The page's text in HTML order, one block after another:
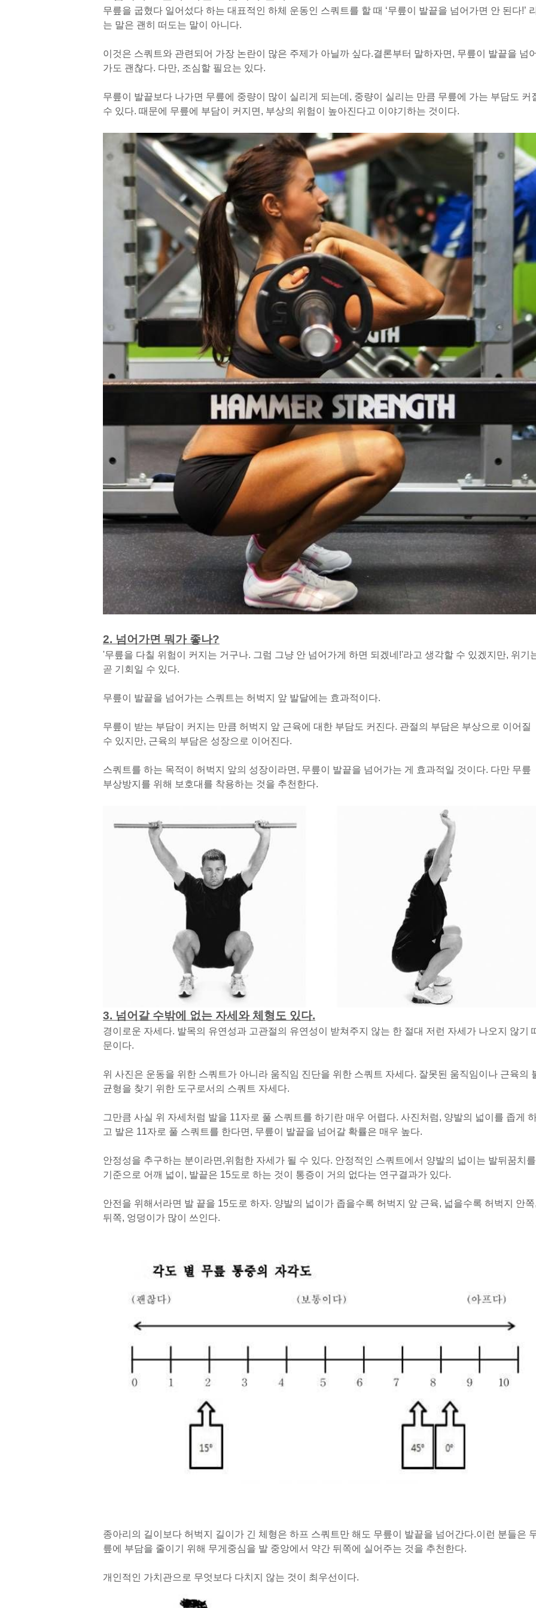
무릎을 굽혔다 일어섰다 하는 대표적인 하체 운동인 스쿼트를 할 때 ‘무릎이 발끝을 넘어가면 안 된다!’
는 말은 괜히 떠도는 말이 아니다.
이것은 스쿼트와 관련되어 가장 논란이 많은 주제가 아닐까 싶다.결론부터 말하자면, 무릎이 발끝을 넘
가도 괜찮다. 다만, 조심할 필요는 있다.
무릎이 발끝보다 나가면 무릎에 중량이 많이 실리게 되는데, 중량이 실리는 만큼 무릎에 가는 부담도 커
수 있다. 때문에 무릎에 부담이 커지면, 부상의 위험이 높아진다고 이야기하는 것이다.
2. 넘어가면 뭐가 좋나?
'무릎을 다칠 위험이 커지는 거구나. 그럼 그냥 안 넘어가게 하면 되겠네!'라고 생각할 수 있겠지만, 위기
곧 기회일 수 있다.
무릎이 발끝을 넘어가는 스쿼트는 허벅지 앞 발달에는 효과적이다.
무릎이 받는 부담이 커지는 만큼 허벅지 앞 근육에 대한 부담도 커진다. 관절의 부담은 부상으로 이어질
수 있지만, 근육의 부담은 성장으로 이어진다.
스쿼트를 하는 목적이 허벅지 앞의 성장이라면, 무릎이 발끝을 넘어가는 게 효과적일 것이다. 다만 무릎
부상방지를 위해 보호대를 착용하는 것을 추천한다.
3. 넘어갈 수밖에 없는 자세와 체형도 있다.
경이로운 자세다. 발목의 유연성과 고관절의 유연성이 받쳐주지 않는 한 절대 저런 자세가 나오지 않기
문이다.
위 사진은 운동을 위한 스쿼트가 아니라 움직임 진단을 위한 스쿼트 자세다. 잘못된 움직임이나 근육의
균형을 찾기 위한 도구로서의 스쿼트 자세다.
그만큼 사실 위 자세처럼 발을 11자로 풀 스쿼트를 하기란 매우 어렵다. 사진처럼, 양발의 넓이를 좁게
고 발은 11자로 풀 스쿼트를 한다면, 무릎이 발끝을 넘어갈 확률은 매우 높다.
안정성을 추구하는 분이라면,위험한 자세가 될 수 있다. 안정적인 스쿼트에서 양발의 넓이는 발뒤꿈치를
기준으로 어깨 넓이, 발끝은 15도로 하는 것이 통증이 거의 없다는 연구결과가 있다.
안전을 위해서라면 발 끝을 15도로 하자. 양발의 넓이가 좁을수록 허벅지 앞 근육, 넓을수록 허벅지 안
뒤쪽, 엉덩이가 많이 쓰인다.
종아리의 길이보다 허벅지 길이가 긴 체형은 하프 스쿼트만 해도 무릎이 발끝을 넘어간다.이런 분들은
릎에 부담을 줄이기 위해 무게중심을 발 중앙에서 약간 뒤쪽에 실어주는 것을 추천한다.
개인적인 가치관으로 무엇보다 다치지 않는 것이 최우선이다.